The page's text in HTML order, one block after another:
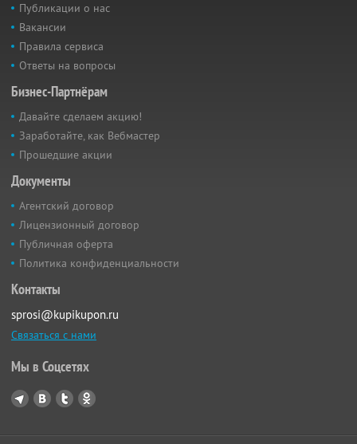
Публикации о нас
Вакансии
Правила сервиса
Ответы на вопросы
Бизнес-Партнёрам
Давайте сделаем акцию!
Заработайте, как Вебмастер
Прошедшие акции
Документы
Агентский договор
Лицензионный договор
Публичная оферта
Политика конфиденциальности
Контакты
sprosi@kupikupon.ru
Связаться с нами
Мы в Соцсетях